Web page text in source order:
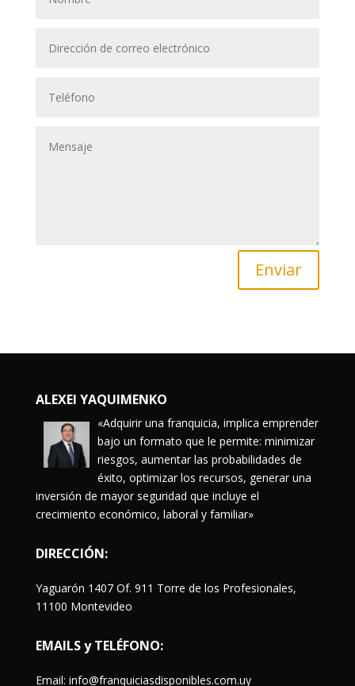
Enviar
ALEXEI YAQUIMENKO
«Adquirir una franquicia, implica emprender
bajo un formato que le permite: minimizar
riesgos, aumentar las probabilidades de
éxito, optimizar los recursos, generar una
inversión de mayor seguridad que incluye el
crecimiento económico, laboral y familiar»
DIRECCIÓN:
Yaguarón 1407 Of. 911 Torre de los Profesionales,
11100 Montevideo
EMAILS y TELÉFONO:
Email: info@franquiciasdisponibles.com.uy